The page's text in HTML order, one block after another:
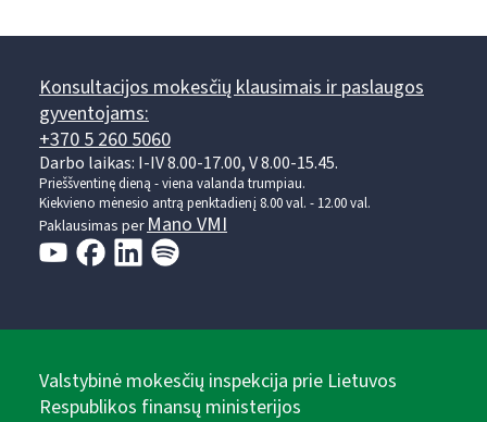
Konsultacijos mokesčių klausimais ir paslaugos
gyventojams:
+370 5 260 5060
Darbo laikas: I-IV 8.00-17.00, V 8.00-15.45.
Prieššventinę dieną - viena valanda trumpiau.
Kiekvieno mėnesio antrą penktadienį 8.00 val. - 12.00 val.
Paklausimas perMano VMI
Valstybinė mokesčių inspekcija prie Lietuvos
Respublikos finansų ministerijos